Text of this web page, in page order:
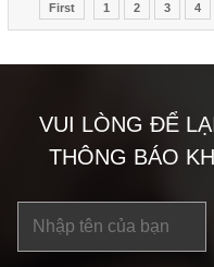
First 1 2 3 4
VUI LÒNG ĐỂ
THÔNG BÁO